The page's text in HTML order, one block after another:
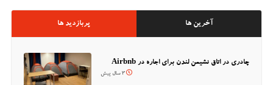
پربازدید ها آخرین ها
چادری در اتاق نشیمن لندن برای اجاره در Airbnb
3 سال پیش